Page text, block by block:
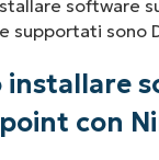
software
supportati sono
installare
con